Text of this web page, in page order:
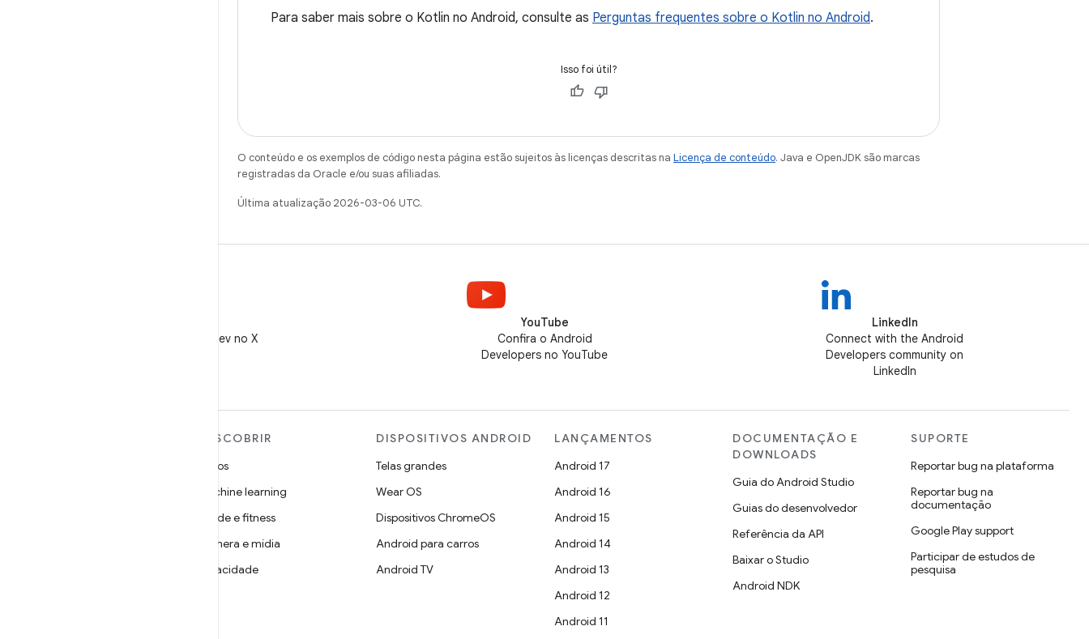
Para saber mais sobre o Kotlin no Android, consulte as Perguntas frequentes sobre o Kotlin no Android.
Isso foi útil?
O conteúdo e os exemplos de código nesta página estão sujeitos às licenças descritas na Licença de conteúdo. Java e OpenJDK são marcas
registradas da Oracle e/ou suas afiliadas.
Última atualização 2026-03-06 UTC.
Siga @AndroidDev no X
YouTube
Confira o Android
Developers no YouTube
LinkedIn
Connect with the Android
Developers community on
LinkedIn
DESCOBRIR
Jogos
Machine learning
Saúde e fitness
Câmera e mídia
Privacidade
DISPOSITIVOS ANDROID
Telas grandes
Wear OS
Dispositivos ChromeOS
Android para carros
Android TV
LANÇAMENTOS
Android 17
Android 16
Android 15
Android 14
Android 13
Android 12
Android 11
DOCUMENTAÇÃO E
DOWNLOADS
Guia do Android Studio
Guias do desenvolvedor
Referência da API
Baixar o Studio
Android NDK
SUPORTE
Reportar bug na plataforma
Reportar bug na
documentação
Google Play support
Participar de estudos de
pesquisa